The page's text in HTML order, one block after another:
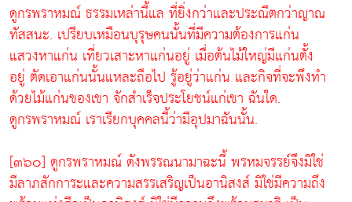
ดูกรพราหมณ์ ธรรมเหล่านี้แล ที่ยิ่งกว่าและประณีตกว่าญาณ
ทัสสนะ. เปรียบเหมือนบุรุษคนนั้นที่มีความต้องการแก่น
แสวงหาแก่น เที่ยวเสาะหาแก่นอยู่ เมื่อต้นไม้ใหญ่มีแก่นตั้ง
อยู่ ตัดเอาแก่นนั้นแหละถือไป รู้อยู่ว่าแก่น และกิจที่จะพึงทำ
ด้วยไม้แก่นของเขา จักสำเร็จประโยชน์แก่เขา ฉันใด.
ดูกรพราหมณ์ เราเรียกบุคคลนี้ว่ามีอุปมาฉันนั้น.
[๓๖๐] ดูกรพราหมณ์ ดังพรรณนามาฉะนี้ พรหมจรรย์จึงมิใช่
มีลาภสักการะและความสรรเสริญเป็นอานิสงส์ มิใช่มีความถึง